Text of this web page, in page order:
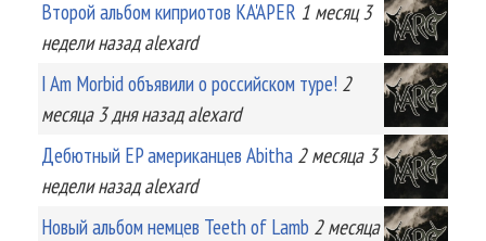
Второй альбом киприотов KA'APER 1 месяц 3
неделиназад alexard
I Am Morbid объявили о российском туре! 2
месяца 3 дняназад alexard
Дебютный EP американцев Abitha 2 месяца 3
неделиназад alexard
Новый альбом немцев Teeth of Lamb 2 месяца